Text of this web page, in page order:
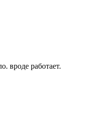
вроде работает.